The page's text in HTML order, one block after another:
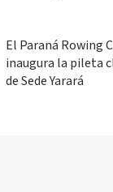
El Paraná Rowing
inaugura la pileta
de Sede Yarará